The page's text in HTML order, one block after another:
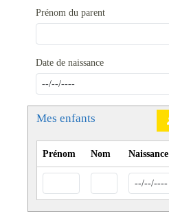
Prénom du parent
Date de naissance
Mes enfants
Prénom Nom Naissance